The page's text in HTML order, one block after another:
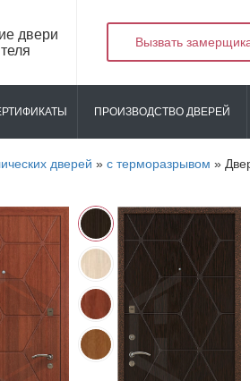
двери
Вызвать
ПРОИЗВОДСТВО ДВЕРЕЙ
дверей » с терморазрывом »